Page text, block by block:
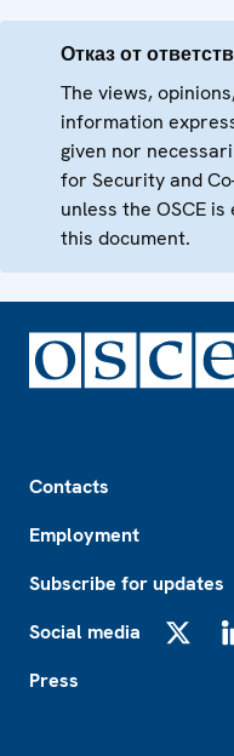
Отказ от
The views,
information
given nor
for Security and
unless the OSCE
this document.
Contacts
Employment
Subscribe for updates
Social media
Press